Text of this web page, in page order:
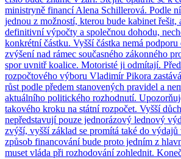
ministryně financí Alena Schillerová. Podle
jednou z možností, kterou bude kabinet řešit,
definitivní výpočty a společnou dohodu,
konkrétní částku. Vyšší částka nemá
zvýšení nad rámec současného zákonného
spor uvnitř koalice. Motoristé ji odmítají.
rozpočtového výboru Vladimír Pikora
růst podle předem stanovených pravidel a
aktuálního politického rozhodnutí.
takového kroku na státní rozpočet. Vyšší
nepředstavují pouze jednorázový lednový
zvýší, vyšší základ se promítá také do výdajů
způsob financování bude proto jedním z
muset vláda při rozhodování zohlednit.